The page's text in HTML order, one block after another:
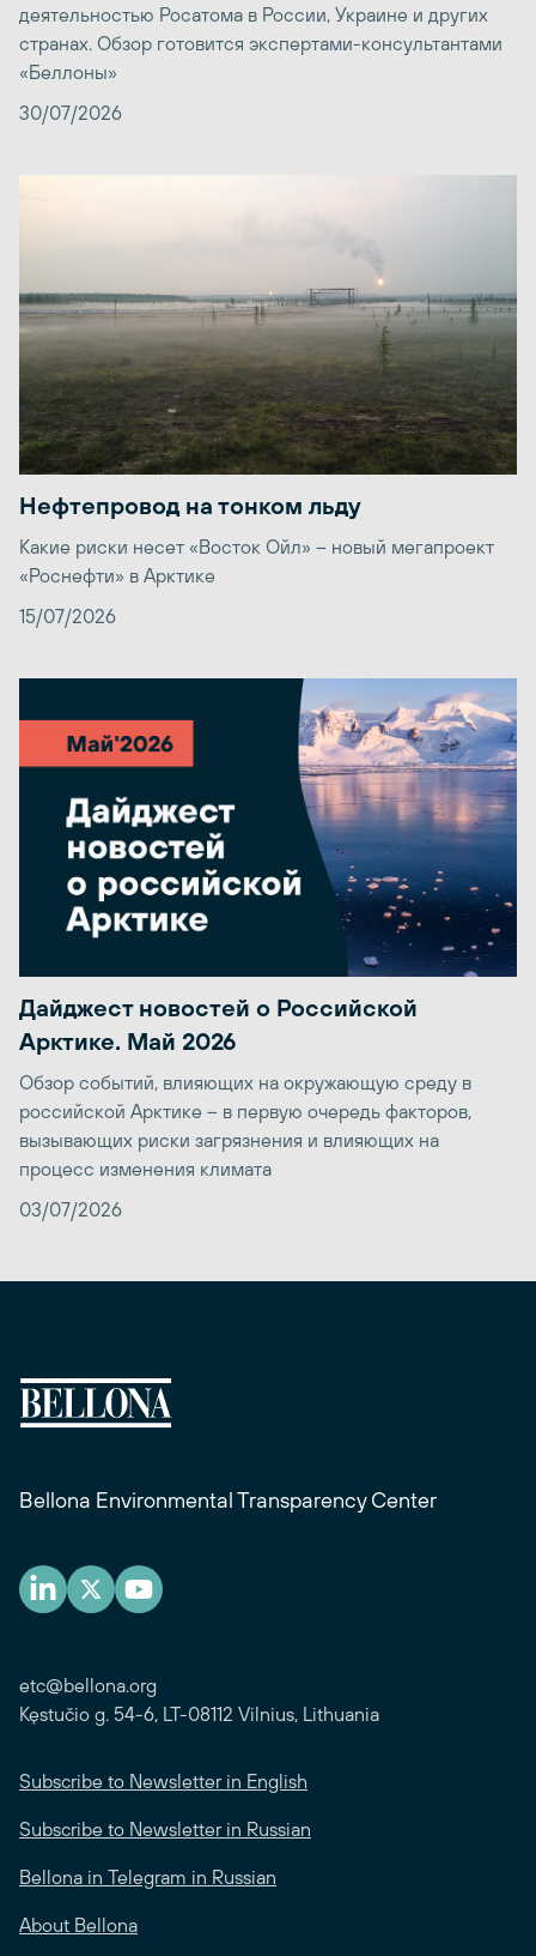
деятельностью Росатома в России, Украине и других
странах. Обзор готовится экспертами-консультантами
«Беллоны»
30/07/2026
Нефтепровод на тонком льду
Какие риски несет «Восток Ойл» – новый мегапроект
«Роснефти» в Арктике
15/07/2026
Дайджест новостей о Российской
Арктике. Май 2026
Обзор событий, влияющих на окружающую среду в
российской Арктике – в первую очередь факторов,
вызывающих риски загрязнения и влияющих на
процесс изменения климата
03/07/2026
Bellona Environmental Transparency Center
etc@bellona.org
Kęstučio g. 54-6, LT-08112 Vilnius, Lithuania
Subscribe to Newsletter in English
Subscribe to Newsletter in Russian
Bellona in Telegram in Russian
About Bellona